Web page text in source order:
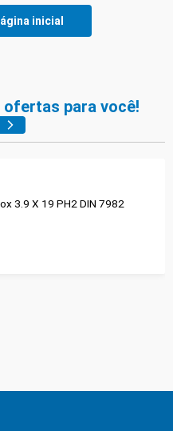
inicial
ofertas para você!
3.9 X 19 PH2 DIN 7982